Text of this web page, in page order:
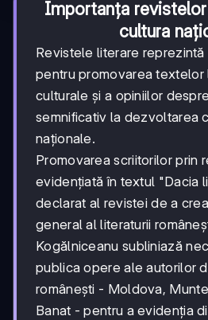
Importanța
cultura
Revistele literare
pentru promovarea textelor
culturale și a opiniilor
semnificativ la dezvoltarea
naționale.
Promovarea scriitorilor prin
evidențiată în textul "Dacia
declarat al revistei de a
general al literaturii
Kogălniceanu subliniază
publica opere ale autorilor
românești - Moldova,
Banat - pentru a evidenția